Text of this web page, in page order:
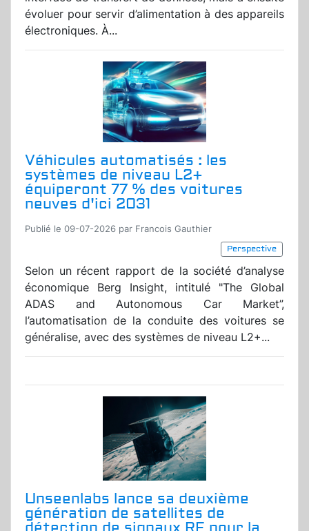
évoluer pour servir d’alimentation à des appareils
électroniques. À...
Véhicules automatisés : les
systèmes de niveau L2+
équiperont 77 % des voitures
neuves d'ici 2031
Publié le 09-07-2026 par Francois Gauthier
Perspective
Selon un récent rapport de la société d’analyse
économique Berg Insight, intitulé "The Global
ADAS and Autonomous Car Market”,
l’automatisation de la conduite des voitures se
généralise, avec des systèmes de niveau L2+...
Unseenlabs lance sa deuxième
génération de satellites de